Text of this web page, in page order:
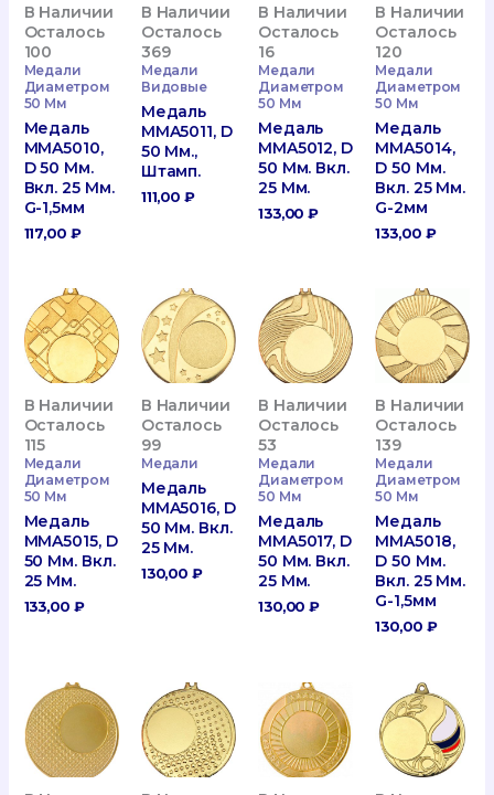
В Наличии
Осталось
100
Медали
Диаметром
50 Мм
Медаль
MMA5010,
D 50 Мм.
Вкл. 25 Мм.
G-1,5мм
117,00 ₽
В Наличии
Осталось
369
Медали
Видовые
Медаль
MMA5011, D
50 Мм.,
Штамп.
111,00₽
В Наличии
Осталось
16
Медали
Диаметром
50 Мм
Медаль
MMA5012, D
50 Мм. Вкл.
25 Мм.
133,00₽
В Наличии
Осталось
120
Медали
Диаметром
50 Мм
Медаль
MMA5014,
D 50 Мм.
Вкл. 25 Мм.
G-2мм
133,00 ₽
В Наличии
Осталось
115
Медали
Диаметром
50 Мм
Медаль
MMA5015, D
50 Мм. Вкл.
25 Мм.
133,00 ₽
В Наличии
Осталось
99
Медали
Медаль
MMA5016, D
50 Мм. Вкл.
25 Мм.
130,00₽
В Наличии
Осталось
53
Медали
Диаметром
50 Мм
Медаль
MMA5017, D
50 Мм. Вкл.
25 Мм.
130,00₽
В Наличии
Осталось
139
Медали
Диаметром
50 Мм
Медаль
MMA5018,
D 50 Мм.
Вкл. 25 Мм.
G-1,5мм
130,00 ₽